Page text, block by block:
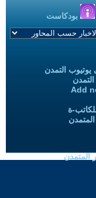
بودكاست
التمدن
Add
ة
المتمدن